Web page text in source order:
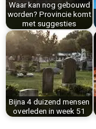
t
Waar kan nog gebouwd
worden? Provincie komt
met suggesties
Bijna 4 duizend mensen
overleden in week 51